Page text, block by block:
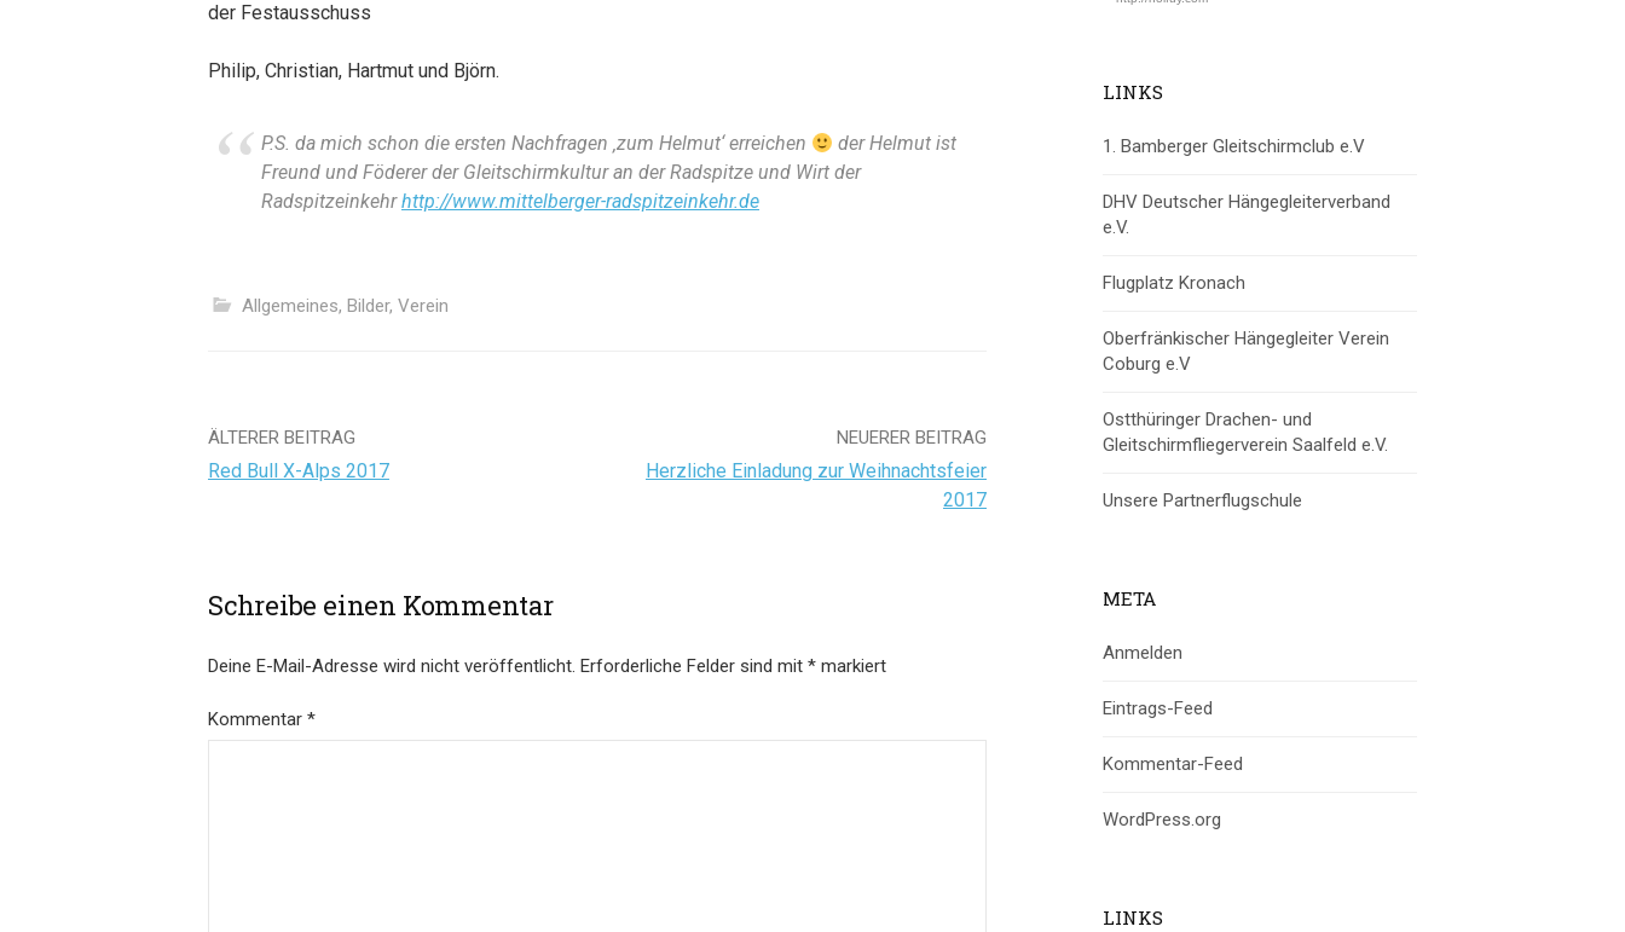
der Festausschuss
Philip, Christian, Hartmut und Björn.
P.S. da mich schon die ersten Nachfragen ‚zum Helmut‘ erreichen
der Helmut ist
Freund und Föderer der Gleitschirmkultur an der Radspitze und Wirt der
Radspitzeinkehrhttp://www.mittelberger-radspitzeinkehr.de
Allgemeines, Bilder, Verein
Beitrags-
ÄLTERER BEITRAG
Red Bull X-Alps 2017
NEUERER BEITRAG
Herzliche Einladung zur Weihnachtsfeier
2017
Schreibe einen Kommentar
Deine E-Mail-Adresse wird nicht veröffentlicht. Erforderliche Felder sind mit * markiert
Kommentar *
LINKS
1. Bamberger Gleitschirmclub e.V
DHV Deutscher Hängegleiterverband
e.V.
Flugplatz Kronach
Oberfränkischer Hängegleiter Verein
Coburg e.V
Ostthüringer Drachen- und
Gleitschirmfliegerverein Saalfeld e.V.
Unsere Partnerflugschule
META
Anmelden
Eintrags-Feed
Kommentar-Feed
WordPress.org
LINKS